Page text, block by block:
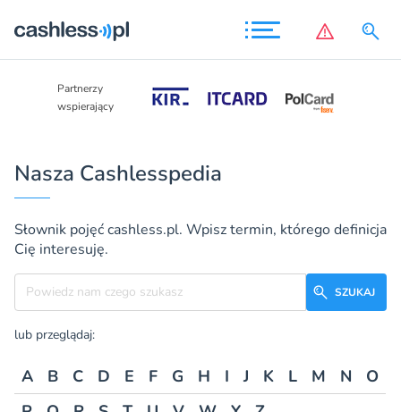
Partnerzy
wspierający
Nasza Cashlesspedia
Słownik pojęć cashless.pl. Wpisz termin, którego definicja
Cię interesuję.
Szukane hasło
SZUKAJ
lub przeglądaj:
A B C D E F G H I J K L M N
O